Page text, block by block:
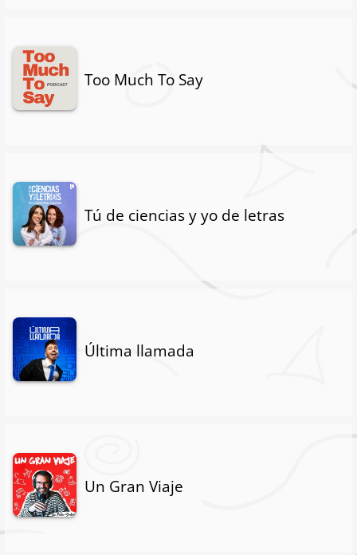
Too Much To Say
Tú de ciencias y yo de letras
Última llamada
Un Gran Viaje